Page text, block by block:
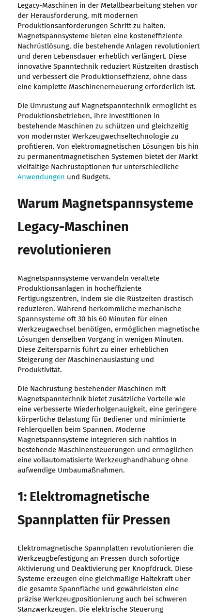
Legacy-Maschinen in der Metallbearbeitung stehen vor
der Herausforderung, mit modernen
Produktionsanforderungen Schritt zu halten.
Magnetspannsysteme bieten eine kosteneffiziente
Nachrüstlösung, die bestehende Anlagen revolutioniert
und deren Lebensdauer erheblich verlängert. Diese
innovative Spanntechnik reduziert Rüstzeiten drastisch
und verbessert die Produktionseffizienz, ohne dass
eine komplette Maschinenerneuerung erforderlich ist.
Die Umrüstung auf Magnetspanntechnik ermöglicht es
Produktionsbetrieben, ihre Investitionen in
bestehende Maschinen zu schützen und gleichzeitig
von modernster Werkzeugwechseltechnologie zu
profitieren. Von elektromagnetischen Lösungen bis hin
zu permanentmagnetischen Systemen bietet der Markt
vielfältige Nachrüstoptionen für unterschiedliche
Anwendungen und Budgets.
Warum Magnetspannsysteme
Legacy-Maschinen
revolutionieren
Magnetspannsysteme verwandeln veraltete
Produktionsanlagen in hocheffiziente
Fertigungszentren, indem sie die Rüstzeiten drastisch
reduzieren. Während herkömmliche mechanische
Spannsysteme oft 30 bis 60 Minuten für einen
Werkzeugwechsel benötigen, ermöglichen magnetische
Lösungen denselben Vorgang in wenigen Minuten.
Diese Zeitersparnis führt zu einer erheblichen
Steigerung der Maschinenauslastung und
Produktivität.
Die Nachrüstung bestehender Maschinen mit
Magnetspanntechnik bietet zusätzliche Vorteile wie
eine verbesserte Wiederholgenauigkeit, eine geringere
körperliche Belastung für Bediener und minimierte
Fehlerquellen beim Spannen. Moderne
Magnetspannsysteme integrieren sich nahtlos in
bestehende Maschinensteuerungen und ermöglichen
eine vollautomatisierte Werkzeughandhabung ohne
aufwendige Umbaumaßnahmen.
1: Elektromagnetische
Spannplatten für Pressen
Elektromagnetische Spannplatten revolutionieren die
Werkzeugbefestigung an Pressen durch sofortige
Aktivierung und Deaktivierung per Knopfdruck. Diese
Systeme erzeugen eine gleichmäßige Haltekraft über
die gesamte Spannfläche und gewährleisten eine
präzise Werkzeugpositionierung auch bei schweren
Stanzwerkzeugen. Die elektrische Steuerung